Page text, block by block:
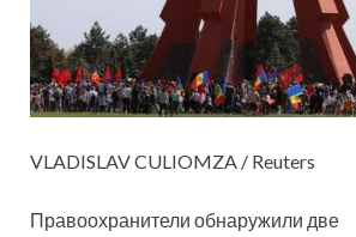
VLADISLAV CULIOMZA / Reuters
Правоохранители обнаружили две